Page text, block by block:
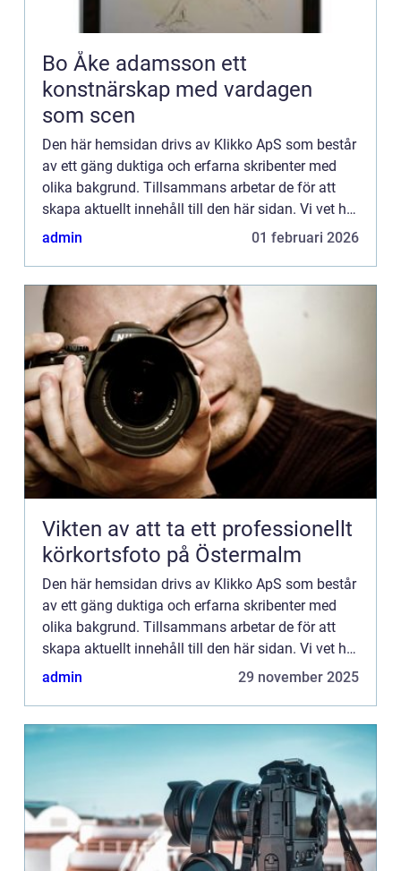
Bo Åke adamsson ett
konstnärskap med vardagen
som scen
Den här hemsidan drivs av Klikko ApS som består
av ett gäng duktiga och erfarna skribenter med
olika bakgrund. Tillsammans arbetar de för att
skapa aktuellt innehåll till den här sidan. Vi vet hur
utmanande det är att läsa och genomgå en
admin 01 februari 2026
Vikten av att ta ett professionellt
körkortsfoto på Östermalm
Den här hemsidan drivs av Klikko ApS som består
av ett gäng duktiga och erfarna skribenter med
olika bakgrund. Tillsammans arbetar de för att
skapa aktuellt innehåll till den här sidan. Vi vet hur
utmanande det är att läsa och genomgå en
admin 29 november 2025